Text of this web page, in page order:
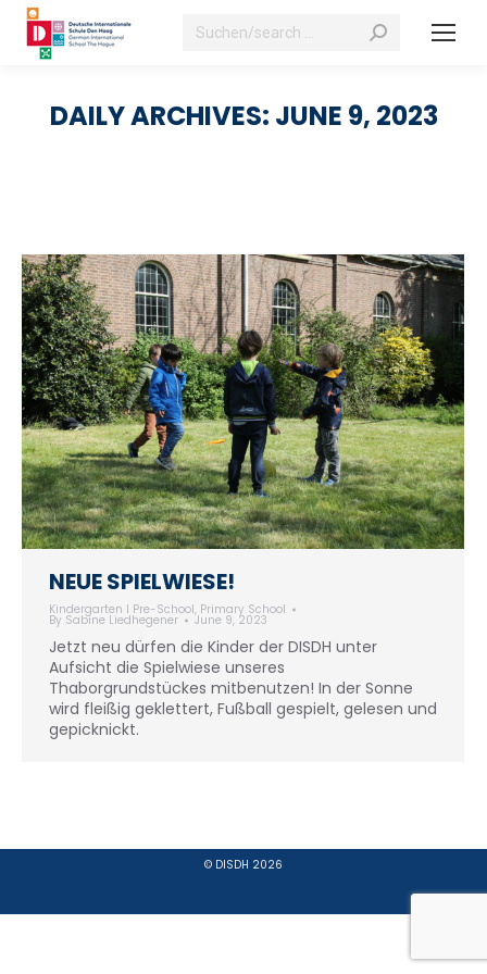
Search:
DAILY ARCHIVES: JUNE 9, 2023
NEUE SPIELWIESE!
Kindergarten I Pre-School, Primary School
By Sabine Liedhegener June 9, 2023
Jetzt neu dürfen die Kinder der DISDH unter
Aufsicht die Spielwiese unseres
Thaborgrundstückes mitbenutzen! In der Sonne
wird fleißig geklettert, Fußball gespielt, gelesen und
gepicknickt.
© DISDH 2026